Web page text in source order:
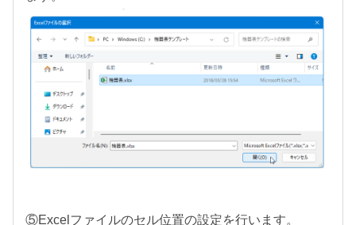
⑤Excelファイルのセル位置の設定を行います。